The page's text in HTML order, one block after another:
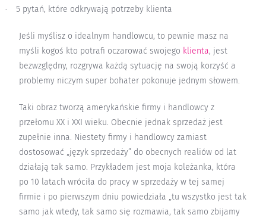
· 5 pytań, które odkrywają potrzeby klienta
Jeśli myślisz o idealnym handlowcu, to pewnie masz na
myśli kogoś kto potrafi oczarować swojego klienta, jest
bezwzględny, rozgrywa każdą sytuację na swoją korzyść a
problemy niczym super bohater pokonuje jednym słowem.
Taki obraz tworzą amerykańskie firmy i handlowcy z
przełomu XX i XXI wieku. Obecnie jednak sprzedaż jest
zupełnie inna. Niestety firmy i handlowcy zamiast
dostosować „język sprzedaży” do obecnych realiów od lat
działają tak samo. Przykładem jest moja koleżanka, która
po 10 latach wróciła do pracy w sprzedaży w tej samej
firmie i po pierwszym dniu powiedziała „tu wszystko jest tak
samo jak wtedy, tak samo się rozmawia, tak samo zbijamy